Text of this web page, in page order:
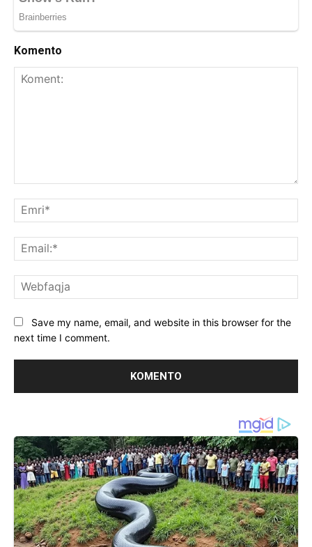
Komento
Save my name, email, and website in this browser for the
next time I comment.